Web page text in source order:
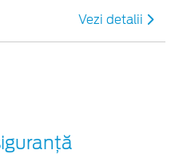
Vezi detalii